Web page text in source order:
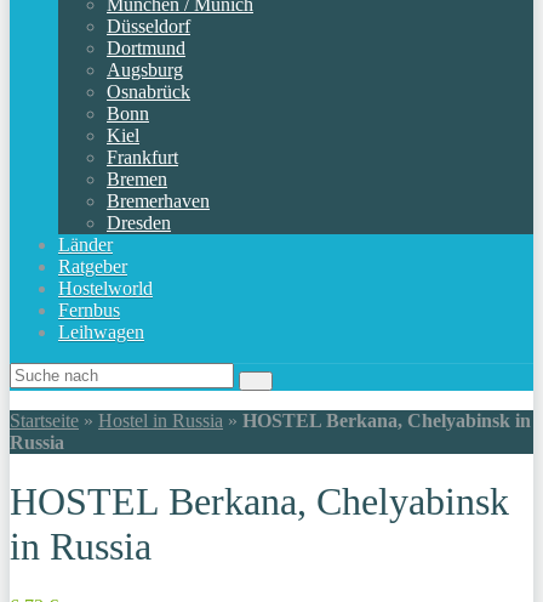
München / Munich
Düsseldorf
Dortmund
Augsburg
Osnabrück
Bonn
Kiel
Frankfurt
Bremen
Bremerhaven
Dresden
Länder
Ratgeber
Hostelworld
Fernbus
Leihwagen
Startseite » Hostel in Russia » HOSTEL Berkana, Chelyabinsk in
Russia
HOSTEL Berkana, Chelyabinsk
in Russia